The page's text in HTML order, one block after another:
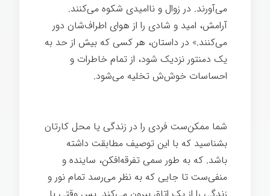
می‌آورند. در زوال و ناامیدی شکوه می‌کنند.
آرامش، امید و شادی را از هوای اطراف‌شان دور
می‌کنند.» در داستان، هر کسی که بیش از حد به
یک دمنتور نزدیک شود، از تمام خاطرات و
احساسات خوش‌ش تخلیه می‌شود.
شما ممکن‌ست فردی را در زندگی یا محل کارتان
بشناسید که با این توصیف مطابقت داشته
باشد. که به طور سمی تفرقه‌افکن، ساینده و
منفی‌ست تا جایی که به نظر می‌رسد تمام نور و